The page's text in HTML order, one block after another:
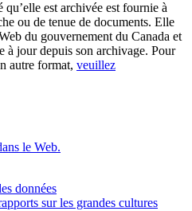
est archivée est fournie à
ou de tenue de documents. Elle
du gouvernement du Canada et
à jour depuis son archivage. Pour
autre format, veuillez
le Web.
données
sur les grandes cultures